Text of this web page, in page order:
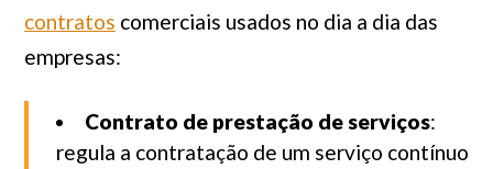
contratos comerciais usados no dia a dia das
empresas:
Contrato de prestação de serviços:
regula a contratação de um serviço contínuo